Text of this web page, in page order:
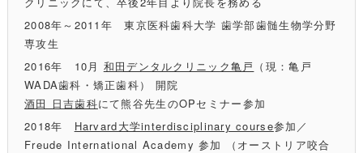
2008年～2011年 東京医科歯科大学 歯学部歯髄生物学分野
専攻生
2016年 10月 和田デンタルクリニック亀戸 （現：亀戸
WADA歯科・矯正歯科） 開院
酒田 日吉歯科にて熊谷先生のOPセミナー参加
2018年 Harvard大学interdisciplinary course参加／
Freude International Academy 参加 （オーストリア咬合